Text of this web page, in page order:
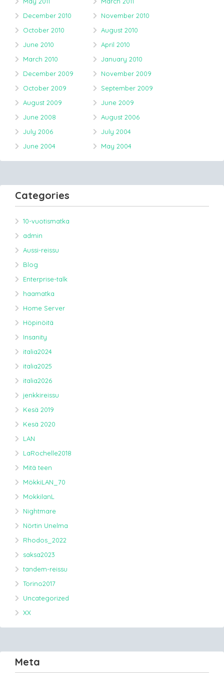
December 2010
November 2010
October 2010
August 2010
June 2010
April 2010
March 2010
January 2010
December 2009
November 2009
October 2009
September 2009
August 2009
June 2009
June 2008
August 2006
July 2006
July 2004
June 2004
May 2004
Categories
10-vuotismatka
admin
Aussi-reissu
Blog
Enterprise-talk
haamatka
Home Server
Höpinöitä
Insanity
italia2024
italia2025
italia2026
jenkkireissu
Kesä 2019
Kesä 2020
LAN
LaRochelle2018
Mitä teen
MökkiLAN_70
MokkilanL
Nightmare
Nörtin Unelma
Rhodos_2022
saksa2023
tandem-reissu
Torino2017
Uncategorized
XX
Meta